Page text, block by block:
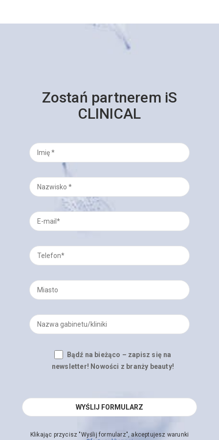
Zostań partnerem iS
CLINICAL
Bądź na bieżąco – zapisz się na
newsletter! Nowości z branży beauty!
Klikając przycisz "Wyślij formularz", akceptujesz warunki